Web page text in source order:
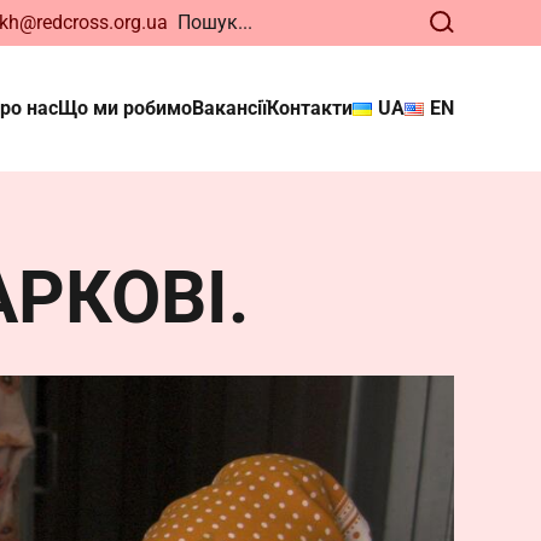
kh@redcross.org.ua
насЩо ми робимоВакансіїКонтакти UA EN
Відтепер